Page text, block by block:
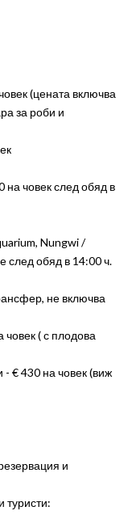
(цената включва
за роби и
на човек след обяд в
Nungwi /
след обяд в 14:00 ч.
не включва
( с плодова
€ 430 на човек (виж
и
туристи: